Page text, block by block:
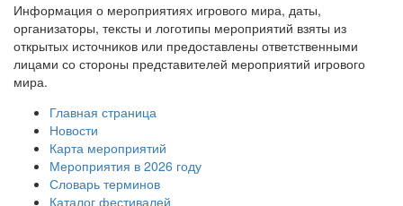
Информация о мероприятиях игрового мира, даты,
организаторы, тексты и логотипы мероприятий взяты из
открытых источников или предоставлены ответственными
лицами со стороны представителей мероприятий игрового
мира.
Главная страница
Новости
Карта мероприятий
Мероприятия в 2026 году
Словарь терминов
Каталог фестивалей